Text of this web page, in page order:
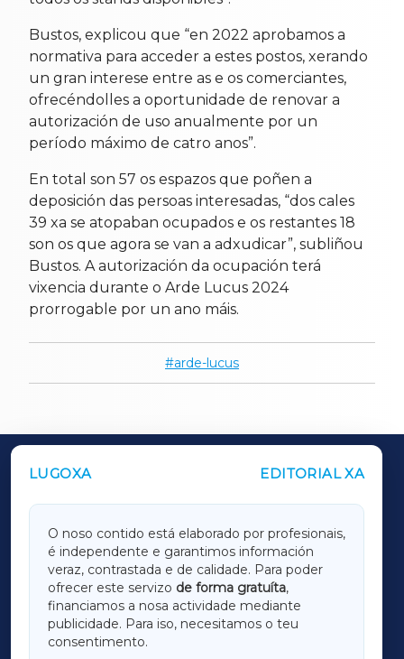
Bustos, explicou que “en 2022 aprobamos a
normativa para acceder a estes postos, xerando
un gran interese entre as e os comerciantes,
ofrecéndolles a oportunidade de renovar a
autorización de uso anualmente por un
período máximo de catro anos”.
En total son 57 os espazos que poñen a
deposición das persoas interesadas, “dos cales
39 xa se atopaban ocupados e os restantes 18
son os que agora se van a adxudicar”, subliñou
Bustos. A autorización da ocupación terá
vixencia durante o Arde Lucus 2024
prorrogable por un ano máis.
arde-lucus
LUGOXA EDITORIAL XA
O noso contido está elaborado por profesionais,
é independente e garantimos información
veraz, contrastada e de calidade. Para poder
ofrecer este servizo de forma gratuíta,
financiamos a nosa actividade mediante
publicidade. Para iso, necesitamos o teu
consentimento.
OUTROS PERIÓDICOS
LUGOXA
TERRACHAXA